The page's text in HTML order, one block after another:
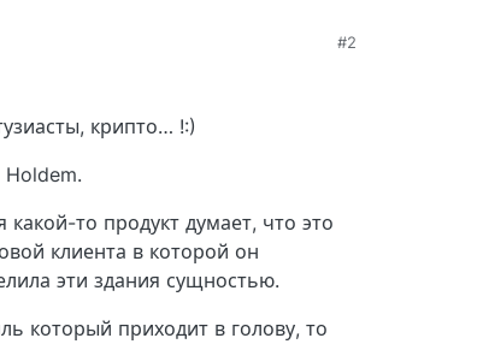
#2
крипто… !:)
то продукт думает, что это
клиента в которой он
эти здания сущностью.
который приходит в голову, то